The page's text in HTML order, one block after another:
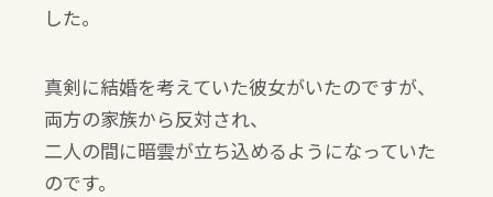
した。
真剣に結婚を考えていた彼女がいたのですが、
両方の家族から反対され、
二人の間に暗雲が立ち込めるようになっていた
のです。